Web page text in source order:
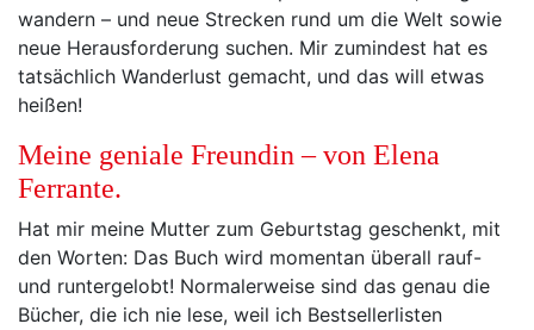
wandern – und neue Strecken rund um die Welt sowie
neue Herausforderung suchen. Mir zumindest hat es
tatsächlich Wanderlust gemacht, und das will etwas
heißen!
Meine geniale Freundin – von Elena
Ferrante.
Hat mir meine Mutter zum Geburtstag geschenkt, mit
den Worten: Das Buch wird momentan überall rauf-
und runtergelobt! Normalerweise sind das genau die
Bücher, die ich nie lese, weil ich Bestsellerlisten